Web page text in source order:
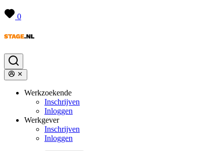
0
Werkzoekende
Inschrijven
Inloggen
Werkgever
Inschrijven
Inloggen